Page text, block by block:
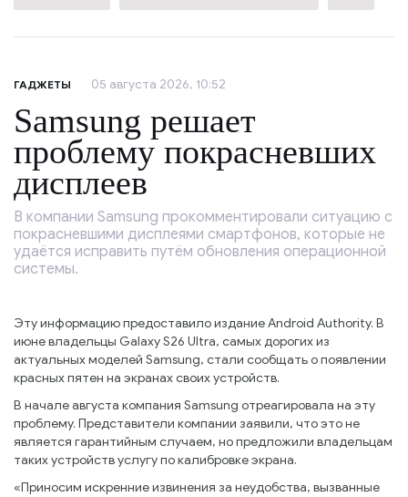
ГАДЖЕТЫ 05 августа 2026, 10:52
Samsung решает
проблему покрасневших
дисплеев
В компании Samsung прокомментировали ситуацию с
покрасневшими дисплеями смартфонов, которые не
удаётся исправить путём обновления операционной
системы.
Эту информацию предоставило издание Android Authority. В
июне владельцы Galaxy S26 Ultra, самых дорогих из
актуальных моделей Samsung, стали сообщать о появлении
красных пятен на экранах своих устройств.
В начале августа компания Samsung отреагировала на эту
проблему. Представители компании заявили, что это не
является гарантийным случаем, но предложили владельцам
таких устройств услугу по калибровке экрана.
«Приносим искренние извинения за неудобства, вызванные